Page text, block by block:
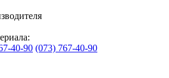
40-90 (073) 767-40-90